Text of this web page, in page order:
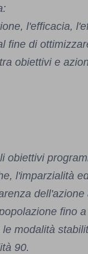
l'efficacia,
fine di
obiettivi e
obiettivi
l'imparzialità
fino
modalità
90.